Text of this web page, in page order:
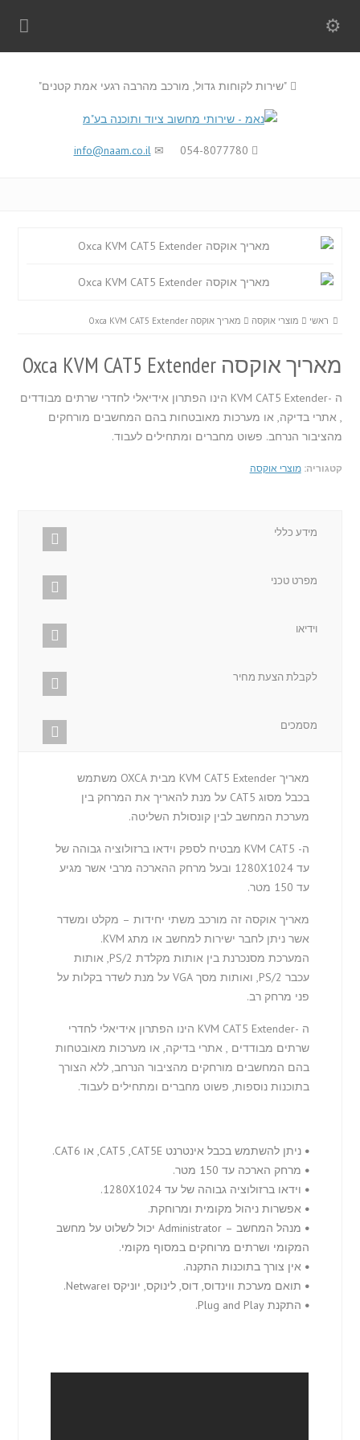
"שירות לקוחות גדול, מורכב מהרבה רגעי אמת קטנים"
info@naam.co.il
ראשי מוצרי אוקסה מאריך אוקסה Oxca KVM CAT5 Extender
מאריך אוקסה Oxca KVM CAT5 Extender
ה -KVM CAT5 Extender הינו הפתרון אידיאלי לחדרי שרתים מבודדים
, אתרי בדיקה, או מערכות מאובטחות בהם המחשבים מורחקים
מהציבור הנרחב. פשוט מחברים ומתחילים לעבוד.
קטגוריה: מוצרי אוקסה
מידע כללי
מפרט טכני
וידיאו
לקבלת הצעת מחיר
מסמכים
מאריך KVM CAT5 Extender מבית OXCA משתמש
בכבל מסוג CAT5 על מנת להאריך את המרחק בין
מערכת המחשב לבין קונסולת השליטה.
ה- KVM CAT5 מבטיח לספק וידאו ברזולוציה גבוהה של
עד 1280X1024 ובעל מרחק ההארכה מרבי אשר מגיע
עד 150 מטר.
מאריך אוקסה זה מורכב משתי יחידות – מקלט ומשדר
אשר ניתן לחבר ישירות למחשב או מתג KVM.
המערכת מסנכרנת בין אותות מקלדת PS/2, אותות
עכבר PS/2, ואותות מסך VGA על מנת לשדר בקלות על
פני מרחק רב.
ה -KVM CAT5 Extender הינו הפתרון אידיאלי לחדרי
שרתים מבודדים , אתרי בדיקה, או מערכות מאובטחות
בהם המחשבים מורחקים מהציבור הנרחב, ללא הצורך
בתוכנות נוספות, פשוט מחברים ומתחילים לעבוד.
•ניתן להשתמש בכבל אינטרנט CAT5 ,CAT5E, או CAT6.
• מרחק הארכה עד 150 מטר.
• וידאו ברזולוציה גבוהה של עד 1280X1024.
•אפשרות ניהול מקומית ומרוחקת.
•
מנהל המחשב – Administrator יכול לשלוט על מחשב
המקומי ושרתים מרוחקים במסוף מקומי.
•אין צורך בתוכנות התקנה.
• תואם מערכת ווינדוס, דוס, לינוקס, יוניקס וNetware.
• התקנת Plug and Play.